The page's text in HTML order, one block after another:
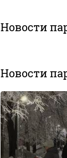
Новости
Новости